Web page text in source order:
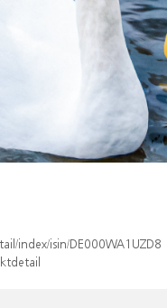
index/isin/DE000WA1UZD8